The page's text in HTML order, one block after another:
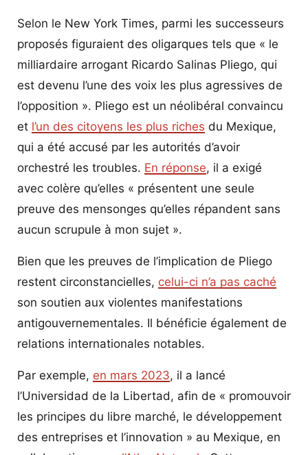
Selon le New York Times, parmi les successeurs
proposés figuraient des oligarques tels que « le
milliardaire arrogant Ricardo Salinas Pliego, qui
est devenu l’une des voix les plus agressives de
l’opposition ». Pliego est un néolibéral convaincu
et l’un des citoyens les plus riches du Mexique,
qui a été accusé par les autorités d’avoir
orchestré les troubles. En réponse, il a exigé
avec colère qu’elles « présentent une seule
preuve des mensonges qu’elles répandent sans
aucun scrupule à mon sujet ».
Bien que les preuves de l’implication de Pliego
restent circonstancielles, celui-ci n’a pas caché
son soutien aux violentes manifestations
antigouvernementales. Il bénéficie également de
relations internationales notables.
Par exemple, en mars 2023, il a lancé
l’Universidad de la Libertad, afin de « promouvoir
les principes du libre marché, le développement
des entreprises et l’innovation » au Mexique, en